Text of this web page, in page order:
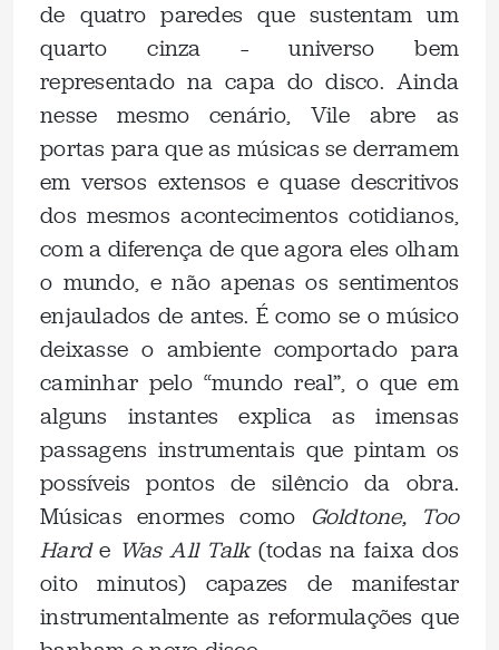
de quatro paredes que sustentam um
quarto cinza – universo bem
representado na capa do disco. Ainda
nesse mesmo cenário, Vile abre as
portas para que as músicas se derramem
em versos extensos e quase descritivos
dos mesmos acontecimentos cotidianos,
com a diferença de que agora eles olham
o mundo, e não apenas os sentimentos
enjaulados de antes. É como se o músico
deixasse o ambiente comportado para
caminhar pelo “mundo real”, o que em
alguns instantes explica as imensas
passagens instrumentais que pintam os
possíveis pontos de silêncio da obra.
Músicas enormes como Goldtone, Too
Harde Was All Talk(todas na faixa dos
oito minutos) capazes de manifestar
instrumentalmente as reformulações que